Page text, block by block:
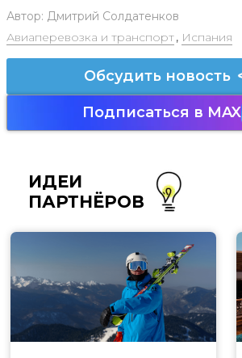
Автор: Дмитрий Солдатенков
Авиаперевозка и транспорт, Испания
Обсудить новость
Подписаться в MAX
ИДЕИ
ПАРТНЁРОВ